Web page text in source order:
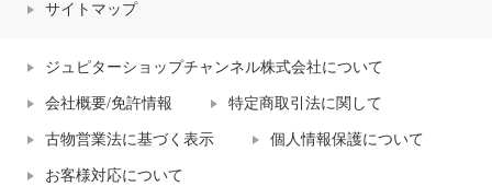
サイトマップ
ジュピターショップチャンネル株式会社について
会社概要/免許情報 特定商取引法に関して
古物営業法に基づく表示 個人情報保護について
お客様対応について